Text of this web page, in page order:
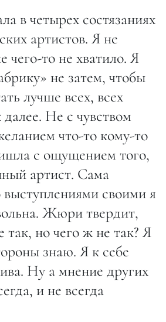
в четырех состязаниях
артистов. Я не
чего-то не хватило. Я
не затем, чтобы
лучше всех, всех
Не с чувством
что-то кому-то
с ощущением того,
артист. Сама
своими я
Жюри твердит,
так, но чего ж не так? Я
знаю. Я к себе
Ну а мнение других
и не всегда